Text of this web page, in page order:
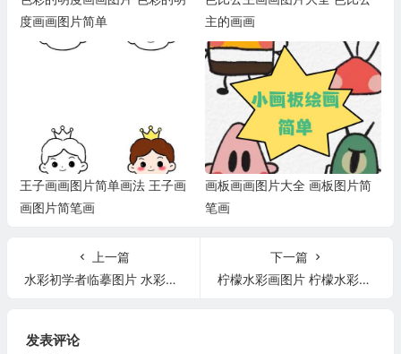
度画画图片简单
主的画画
王子画画图片简单画法 王子画
画图片简笔画
画板画画图片大全 画板图片简
笔画
上一篇
水彩初学者临摹图片 水彩初学者临摹图片风景画
下一篇
柠檬水彩画图片 柠檬水彩画图片简单
发表评论